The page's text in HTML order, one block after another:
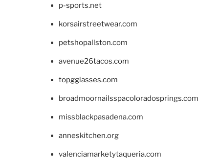
p-sports.net
korsairstreetwear.com
petshopallston.com
avenue26tacos.com
topgglasses.com
broadmoornailsspacoloradosprings.com
missblackpasadena.com
anneskitchen.org
valenciamarketytaqueria.com